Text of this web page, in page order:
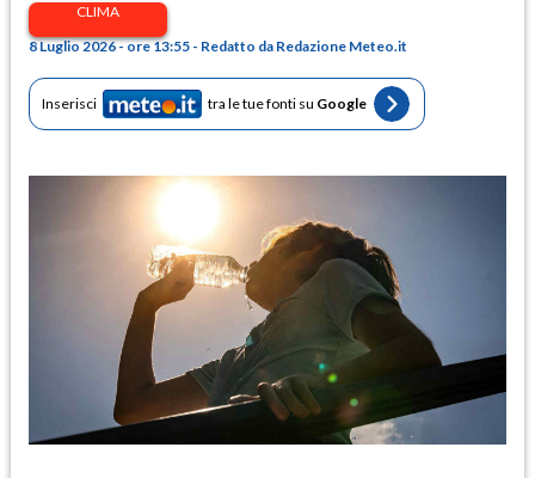
CLIMA
8 Luglio 2026 - ore 13:55 - Redatto da Redazione Meteo.it
Inserisci tra le tue fonti su Google